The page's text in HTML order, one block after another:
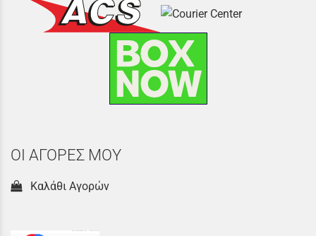
ΟΙ ΑΓΟΡΕΣ ΜΟΥ
Καλάθι Αγορών